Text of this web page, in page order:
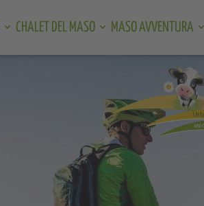
CHALET DEL MASO MASO AVVENTURA